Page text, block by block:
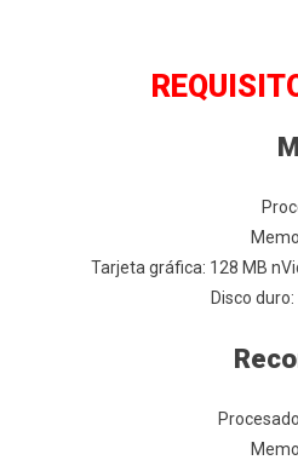
Tarjeta gráfica: 128 MB
Disco